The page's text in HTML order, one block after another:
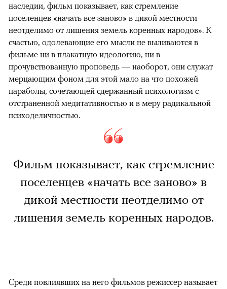
наследии, фильм показывает, как стремление
поселенцев «начать все заново» в дикой местности
неотделимо от лишения земель коренных народов». К
счастью, одолевающие его мысли не выливаются в
фильме ни в плакатную идеологию, ни в
прочувствованную проповедь — наоборот, они служат
мерцающим фоном для этой мало на что похожей
параболы, сочетающей сдержанный психологизм с
отстраненной медитативностью и в меру радикальной
психоделичностью.
Фильм показывает, как стремление
поселенцев «начать все заново» в
дикой местности неотделимо от
лишения земель коренных народов.
Среди повлиявших на него фильмов режиссер называет